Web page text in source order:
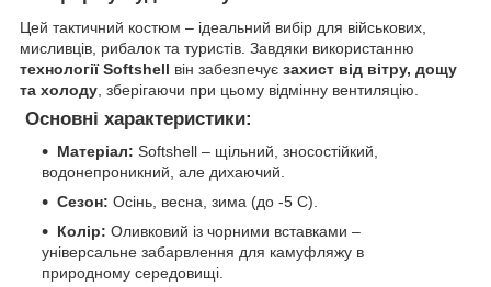
Цей тактичний костюм – ідеальний вибір для військових,
мисливців, рибалок та туристів. Завдяки використанню
технології Softshell він забезпечує захист від вітру, дощу
та холоду , зберігаючи при цьому відмінну вентиляцію.
Основні характеристики:
Матеріал: Softshell – щільний, зносостійкий,
водонепроникний, але дихаючий.
Сезон: Осінь, весна, зима (до -5 С).
Колір: Оливковий із чорними вставками –
універсальне забарвлення для камуфляжу в
природному середовищі.